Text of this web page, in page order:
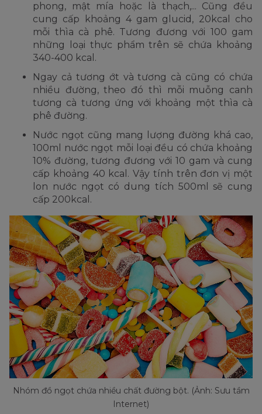
phong, mật mía hoặc là thạch,... Cũng đều
cung cấp khoảng 4 gam glucid, 20kcal cho
mỗi thìa cà phê. Tương đương với 100 gam
những loại thực phẩm trên sẽ chứa khoảng
340-400 kcal.
Ngay cả tương ớt và tương cà cũng có chứa
nhiều đường, theo đó thì mỗi muỗng canh
tương cà tương ứng với khoảng một thìa cà
phê đường.
Nước ngọt cũng mang lượng đường khá cao,
100ml nước ngọt mỗi loại đều có chứa khoảng
10% đường, tương đương với 10 gam và cung
cấp khoảng 40 kcal. Vậy tính trên đơn vị một
lon nước ngọt có dung tích 500ml sẽ cung
cấp 200kcal.
Nhóm đồ ngọt chứa nhiều chất đường bột. (Ảnh: Sưu tầm
Internet)